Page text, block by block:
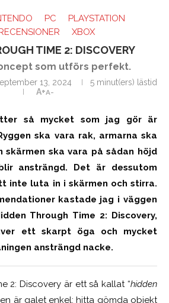
PC
PLAYSTATION
XBOX
TIME 2: DISCOVERY
som utförs perfekt.
13, 2024
5 minut(ers) lästid
A+A-
så mycket som jag gör är
ska vara rak, armarna ska
ska vara på sådan höjd
ansträngd. Det är dessutom
inte luta in i skärmen och stirra.
kastade jag i väggen
Through Time 2: Discovery,
ett skarpt öga och mycket
ansträngd nacke.
2: Discovery är ett så kallat “hidden
är galet enkel: hitta gömda objekt